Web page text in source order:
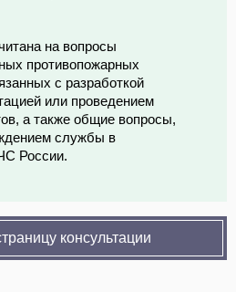
на вопросы
противопожарных
с разработкой
или проведением
а также общие вопросы,
службы в
России.
консультации